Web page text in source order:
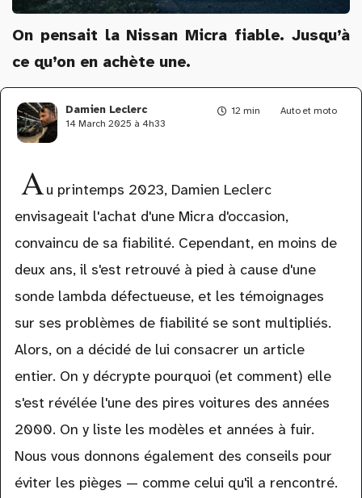
On pensait la Nissan Micra fiable. Jusqu’à
ce qu’on en achète une.
12 min Auto et moto
Damien Leclerc
14 March 2025 à 4h33
Au printemps 2023, Damien Leclerc
envisageait l'achat d'une Micra d'occasion,
convaincu de sa fiabilité. Cependant, en moins de
deux ans, il s'est retrouvé à pied à cause d'une
sonde lambda défectueuse, et les témoignages
sur ses problèmes de fiabilité se sont multipliés.
Alors, on a décidé de lui consacrer un article
entier. On y décrypte pourquoi (et comment) elle
s'est révélée l'une des pires voitures des années
2000. On y liste les modèles et années à fuir.
Nous vous donnons également des conseils pour
éviter les pièges — comme celui qu'il a rencontré.